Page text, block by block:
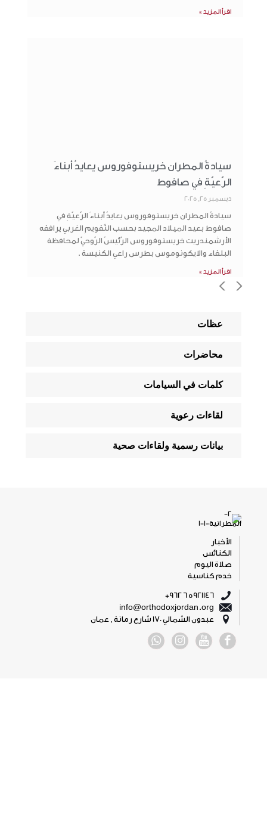
اقرأ المزيد »
سيادةُ المطران خريستوفوروس يعايدُ أبناءَ
الرّعيّةِ في صافوط‏
ديسمبر 25, 2025
سيادةُ المطران خريستوفوروس يعايدُ أبناءَ الرّعيّةِ في
صافوط بعيد الميلاد المجيد بحسب التّقويمِ الغربي يرافقه
الأرشمندريت خريستوفوروس الرّئيسُ الرّوحيّ لمحافظة
البلقاء والايكونوموس بطرس راعي الكنيسة .
اقرأ المزيد »
<
>
عظات
محاضرات
كلمات في السيامات
لقاءات رعوية
بيانات رسمية ولقاءات صحية
الأخبار
الكنائس
صلاة اليوم
خدم كناسية
5921146 6 962+
info@orthodoxjordan.org
عبدون الشمالي 170 شارع رمانة , عمان